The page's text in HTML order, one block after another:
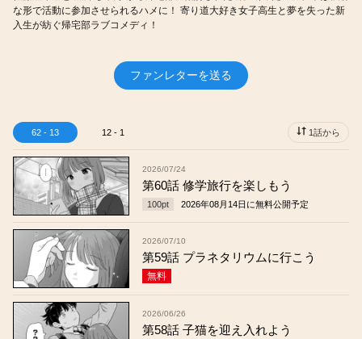
な形で活動に参加させられるハメに！ 寄り道大好き女子高生と夢を失った新
入生が紡ぐ帰宅部ラブコメディ！
ファンレターを送る
62 - 13 12 - 1 1話から
2026/07/24
第60話 修学旅行を楽しもう
100pt 2026年08月14日 に無料公開予定
2026/07/10
第59話 プラネタリウムに行こう
無料
2026/06/26
第58話 子猫を迎え入れよう